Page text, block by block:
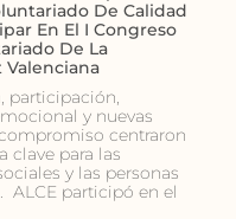
De Calidad
En El I Congreso
De La
participación,
y nuevas
centraron
clave para las
y las personas
ALCE participó en el